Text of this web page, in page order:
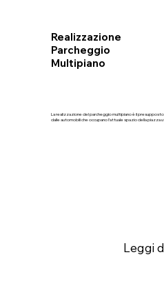
Realizzazione
Parcheggio
Multipiano
La realizzazione del parcheggio multipiano è il
dalle automobili che occupano l’attuale spazio della piazza
Leggi